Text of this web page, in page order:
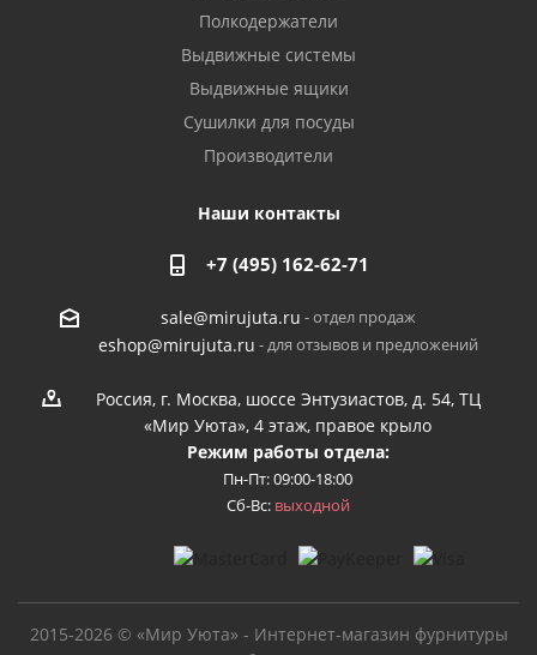
Полкодержатели
Выдвижные системы
Выдвижные ящики
Сушилки для посуды
Производители
Наши контакты
+7 (495) 162-62-71
sale@mirujuta.ru - отдел продаж
eshop@mirujuta.ru - для отзывов и предложений
Россия, г. Москва, шоссе Энтузиастов, д. 54, ТЦ
«Мир Уюта», 4 этаж, правое крыло
Режим работы отдела:
Пн-Пт: 09:00-18:00
Сб-Вс: выходной
2015-2026 © «Мир Уюта» - Интернет-магазин фурнитуры